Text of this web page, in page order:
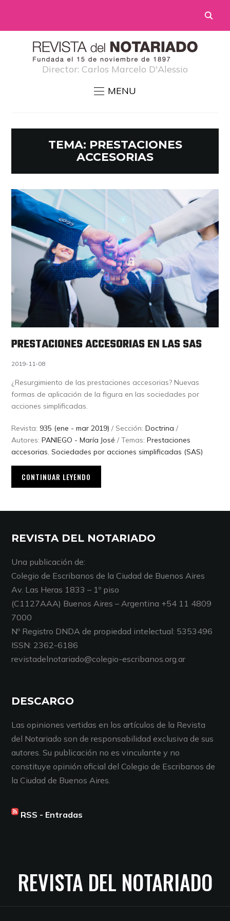
Director: Carlos Marcelo D'Alessio
MENU
TEMA: PRESTACIONES
ACCESORIAS
PRESTACIONES ACCESORIAS EN LAS SAS
2019-11-08
¿Resurgimiento de las prestaciones accesorias? Nuevas
formas de aplicación de la figura en las sociedades por
acciones simplificadas.
Revista: 935 (ene - mar 2019) / Sección:Doctrina /
Autores:PANIEGO - María José / Temas:Prestaciones
accesorias,Sociedades por acciones simplificadas (SAS)
CONTINUAR LEYENDO
REVISTA DEL NOTARIADO
Una publicación de:
Colegio de Escribanos de la Ciudad de Buenos Aires
Av. Las Heras 1833 – 1º piso
(C1127AAA) Buenos Aires – Argentina +54 11 4809
7000
Nº Registro DNDA de propiedad intelectual: 5353496
ISSN: 2362-6186
revistadelnotariado@colegio-escribanos.org.ar
DESCARGO
Las opiniones vertidas en los artículos de la Revista
del Notariado son de responsabilidad exclusiva de sus
autores. Su publicación no es vinculante y no
constituye opinión oficial del Colegio de Escribanos de
la Ciudad de Buenos Aires.
RSS - Entradas
REVISTA DEL NOTARIADO